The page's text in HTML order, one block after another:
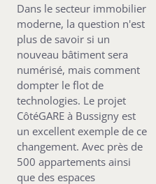
Dans le secteur immobilier
moderne, la question n'est
plus de savoir si un
nouveau bâtiment sera
numérisé, mais comment
dompter le flot de
technologies. Le projet
CôtéGARE à Bussigny est
un excellent exemple de ce
changement. Avec près de
500 appartements ainsi
que des espaces